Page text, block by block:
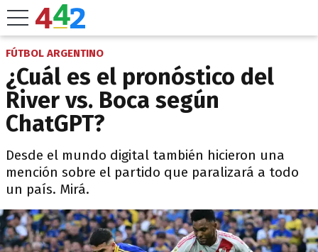
FÚTBOL ARGENTINO
¿Cuál es el pronóstico del
River vs. Boca según
ChatGPT?
Desde el mundo digital también hicieron una
mención sobre el partido que paralizará a todo
un país. Mirá.